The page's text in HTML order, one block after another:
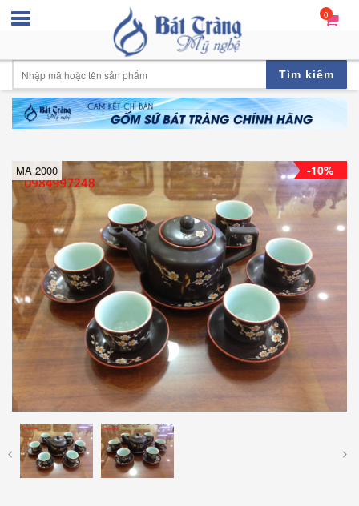
0
Tìm kiếm
-10%
MA 2000